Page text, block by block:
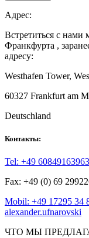
Адрес:
Встретиться с
Франкфурта ,
адресу:
Westhafen Tower,
60327 Frankfurt am
Deutschland
Контакты:
Tel: +49 60849163963
Fax: +49 (0) 69
Mobil: +49 17295 34
alexander.ufnarovski
ЧТО МЫ